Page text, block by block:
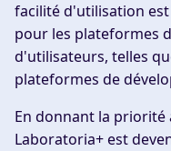
facilité d'utilisation
pour les plateformes
d'utilisateurs, telles
plateformes de
En donnant la priorité
Laboratoria+ est